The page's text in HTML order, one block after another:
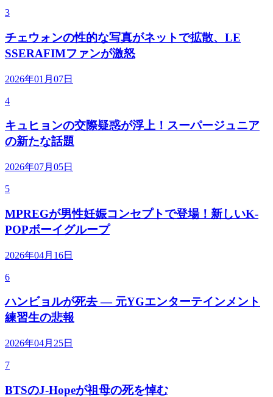
3
チェウォンの性的な写真がネットで拡散、LE
SSERAFIMファンが激怒
2026年01月07日
4
キュヒョンの交際疑惑が浮上！スーパージュニア
の新たな話題
2026年07月05日
5
MPREGが男性妊娠コンセプトで登場！新しいK-
POPボーイグループ
2026年04月16日
6
ハンビョルが死去 — 元YGエンターテインメント
練習生の悲報
2026年04月25日
7
BTSのJ-Hopeが祖母の死を悼む